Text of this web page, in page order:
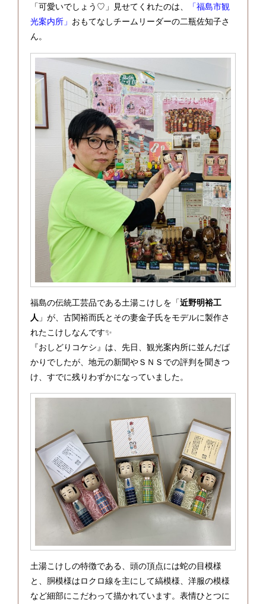
「可愛いでしょう♡」見せてくれたのは、
「福島市観
光案内所」 おもてなしチームリーダーの二瓶佐知子さ
ん。
福島の伝統工芸品である土湯こけしを「近野明裕工
人 」が、古関裕而氏とその妻金子氏をモデルに製作さ
れたこけしなんです✨
『おしどりコケシ』は、先日、観光案内所に並んだば
かりでしたが、地元の新聞やＳＮＳでの評判を聞きつ
け、すでに残りわずかになっていました。
土湯こけしの特徴である、頭の頂点には蛇の目模様
と、胴模様はロクロ線を主にして縞模様、洋服の模様
など細部にこだわって描かれています。表情ひとつに